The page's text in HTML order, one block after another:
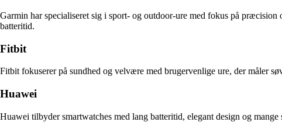
Garmin har specialiseret sig i sport- og outdoor-ure med fokus på
batteritid.
Fitbit
Fitbit fokuserer på sundhed og velvære med brugervenlige ure, der måler
Huawei
Huawei tilbyder smartwatches med lang batteritid, elegant design og